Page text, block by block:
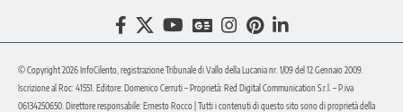
© Copyright 2026 InfoCilento, registrazione Tribunale di Vallo della Lucania nr. 1/09 del 12 Gennaio 2009.
Iscrizione al Roc: 41551. Editore: Domenico Cerruti – Proprietà: Red Digital Communication S.r.l. – P.iva
06134250650. Direttore responsabile: Ernesto Rocco | Tutti i contenuti di questo sito sono di proprietà della